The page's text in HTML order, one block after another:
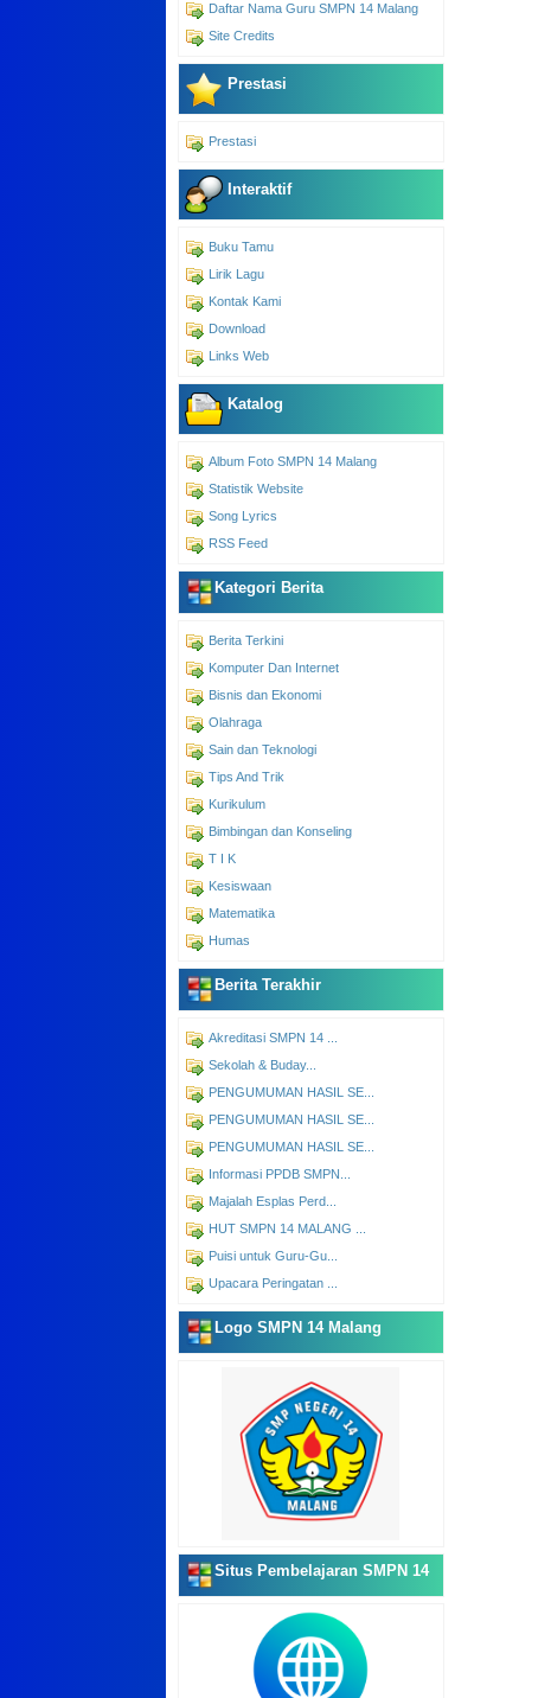
Daftar Nama Guru SMPN 14 Malang
Site Credits
Prestasi
Prestasi
Interaktif
Buku Tamu
Lirik Lagu
Kontak Kami
Download
Links Web
Katalog
Album Foto SMPN 14 Malang
Statistik Website
Song Lyrics
RSS Feed
Kategori Berita
Berita Terkini
Komputer Dan Internet
Bisnis dan Ekonomi
Olahraga
Sain dan Teknologi
Tips And Trik
Kurikulum
Bimbingan dan Konseling
T I K
Kesiswaan
Matematika
Humas
Berita Terakhir
Akreditasi SMPN 14 ...
Sekolah & Buday...
PENGUMUMAN HASIL SE...
PENGUMUMAN HASIL SE...
PENGUMUMAN HASIL SE...
Informasi PPDB SMPN...
Majalah Esplas Perd...
HUT SMPN 14 MALANG ...
Puisi untuk Guru-Gu...
Upacara Peringatan ...
Logo SMPN 14 Malang
Situs Pembelajaran SMPN 14